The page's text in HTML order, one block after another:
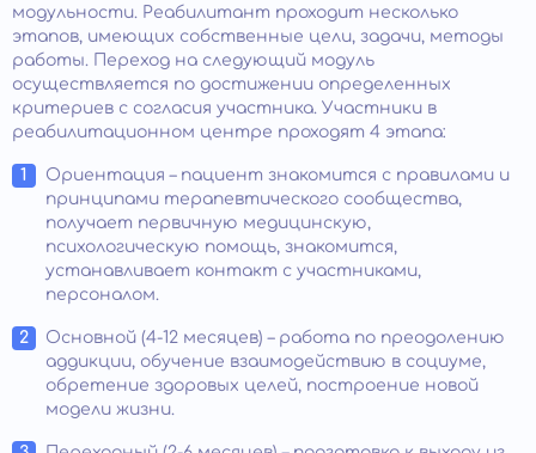
модульности. Реабилитант проходит несколько
этапов, имеющих собственные цели, задачи, методы
работы. Переход на следующий модуль
осуществляется по достижении определенных
критериев с согласия участника. Участники в
реабилитационном центре проходят 4 этапа:
Ориентация – пациент знакомится с правилами и
принципами терапевтического сообщества,
получает первичную медицинскую,
психологическую помощь, знакомится,
устанавливает контакт с участниками,
персоналом.
Основной (4-12 месяцев) – работа по преодолению
аддикции, обучение взаимодействию в социуме,
обретение здоровых целей, построение новой
модели жизни.